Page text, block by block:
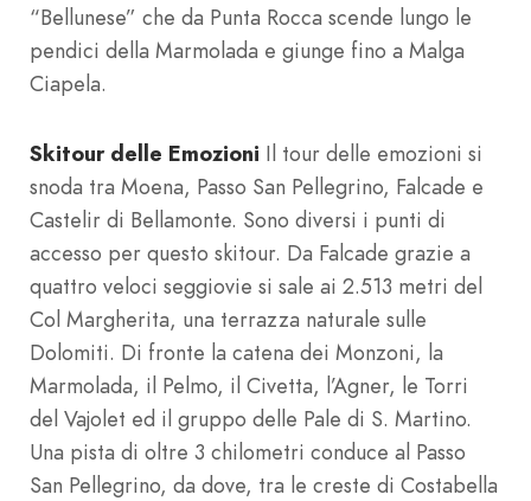
“Bellunese” che da Punta Rocca scende lungo le
pendici della Marmolada e giunge fino a Malga
Ciapela.
Skitour delle Emozioni Il tour delle emozioni si
snoda tra Moena, Passo San Pellegrino, Falcade e
Castelir di Bellamonte. Sono diversi i punti di
accesso per questo skitour. Da Falcade grazie a
quattro veloci seggiovie si sale ai 2.513 metri del
Col Margherita, una terrazza naturale sulle
Dolomiti. Di fronte la catena dei Monzoni, la
Marmolada, il Pelmo, il Civetta, l’Agner, le Torri
del Vajolet ed il gruppo delle Pale di S. Martino.
Una pista di oltre 3 chilometri conduce al Passo
San Pellegrino, da dove, tra le creste di Costabella